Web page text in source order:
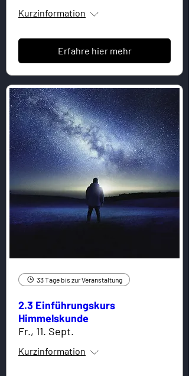
Kurzinformation
Erfahre hier mehr
33 Tage bis zur Veranstaltung
2.3 Einführungskurs
Himmelskunde
Fr., 11. Sept.
Kurzinformation